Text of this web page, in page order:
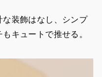
装飾はなし、シンプ
キュートで推せる。